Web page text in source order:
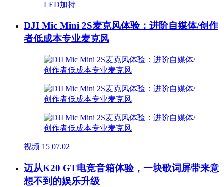
DJI Mic Mini 2S麦克风体验：进阶自媒体/创作
者低成本专业麦克风
视频 15 07.02
迈从K20 GT电竞音箱体验，一块歌词屏带来意
想不到的娱乐升级